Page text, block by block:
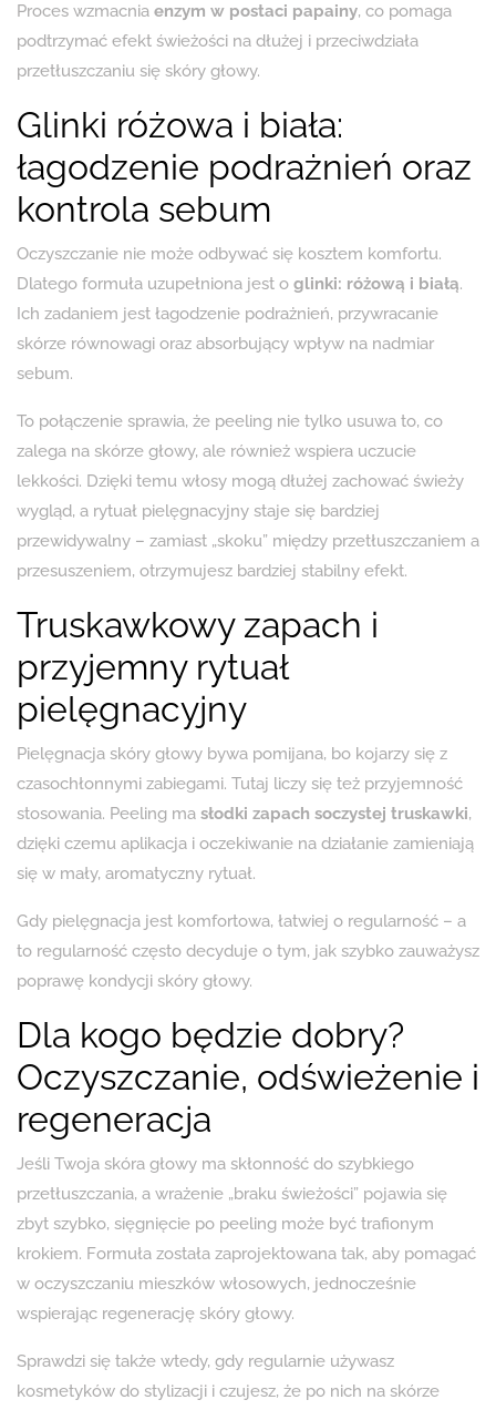
Proces wzmacnia enzym w postaci papainy, co pomaga
podtrzymać efekt świeżości na dłużej i przeciwdziała
przetłuszczaniu się skóry głowy.
Glinki różowa i biała:
łagodzenie podrażnień oraz
kontrola sebum
Oczyszczanie nie może odbywać się kosztem komfortu.
Dlatego formuła uzupełniona jest o glinki: różową i białą.
Ich zadaniem jest łagodzenie podrażnień, przywracanie
skórze równowagi oraz absorbujący wpływ na nadmiar
sebum.
To połączenie sprawia, że peeling nie tylko usuwa to, co
zalega na skórze głowy, ale również wspiera uczucie
lekkości. Dzięki temu włosy mogą dłużej zachować świeży
wygląd, a rytuał pielęgnacyjny staje się bardziej
przewidywalny – zamiast „skoku” między przetłuszczaniem a
przesuszeniem, otrzymujesz bardziej stabilny efekt.
Truskawkowy zapach i
przyjemny rytuał
pielęgnacyjny
Pielęgnacja skóry głowy bywa pomijana, bo kojarzy się z
czasochłonnymi zabiegami. Tutaj liczy się też przyjemność
stosowania. Peeling ma słodki zapach soczystej truskawki,
dzięki czemu aplikacja i oczekiwanie na działanie zamieniają
się w mały, aromatyczny rytuał.
Gdy pielęgnacja jest komfortowa, łatwiej o regularność – a
to regularność często decyduje o tym, jak szybko zauważysz
poprawę kondycji skóry głowy.
Dla kogo będzie dobry?
Oczyszczanie, odświeżenie i
regeneracja
Jeśli Twoja skóra głowy ma skłonność do szybkiego
przetłuszczania, a wrażenie „braku świeżości” pojawia się
zbyt szybko, sięgnięcie po peeling może być trafionym
krokiem. Formuła została zaprojektowana tak, aby pomagać
w oczyszczaniu mieszków włosowych, jednocześnie
wspierając regenerację skóry głowy.
Sprawdzi się także wtedy, gdy regularnie używasz
kosmetyków do stylizacji i czujesz, że po nich na skórze